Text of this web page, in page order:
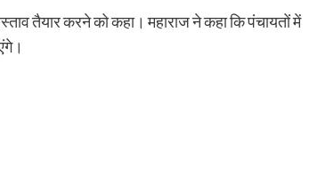
तैयार करने को कहा। महाराज ने कहा कि पंचायतों में